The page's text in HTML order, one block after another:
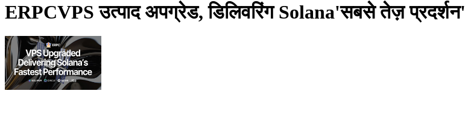
ERPCVPS उत्पाद अपग्रेड, डिलिवरिंग Solana'सबसे तेज़ प्रदर्शन'